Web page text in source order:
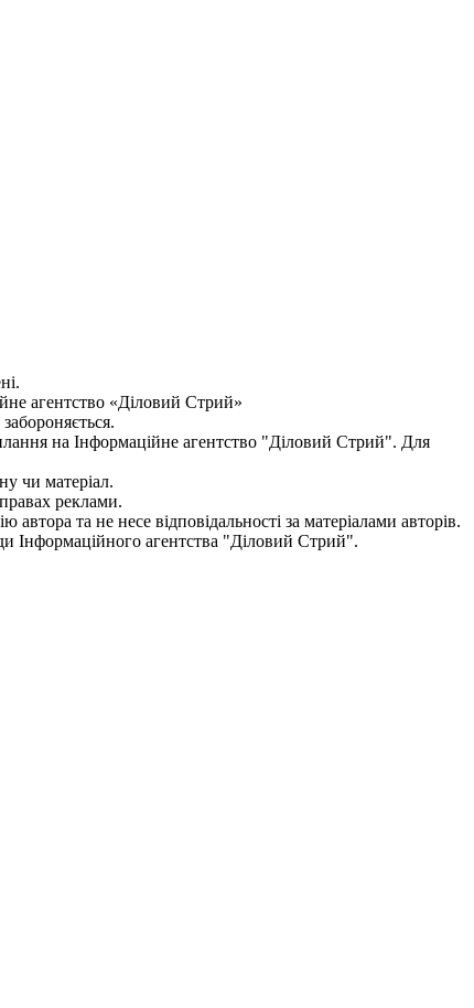
агентство «Діловий Стрий»
на Інформаційне агентство "Діловий Стрий". Для
чи матеріал.
реклами.
автора та не несе відповідальності за матеріалами авторів.
Інформаційного агентства "Діловий Стрий".